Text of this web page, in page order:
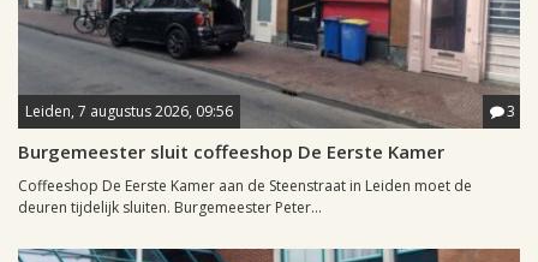
Leiden, 7 augustus 2026, 09:56 3
Burgemeester sluit coffeeshop De Eerste Kamer
Coffeeshop De Eerste Kamer aan de Steenstraat in Leiden moet de
deuren tijdelijk sluiten. Burgemeester Peter...